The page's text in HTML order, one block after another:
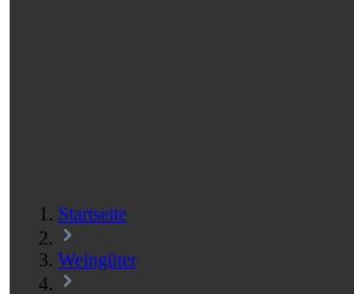
Startseite
Weingüter